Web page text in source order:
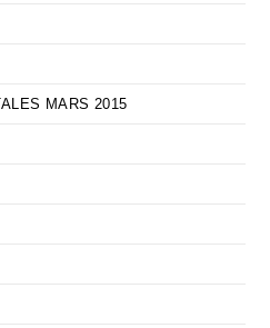
MARS 2015